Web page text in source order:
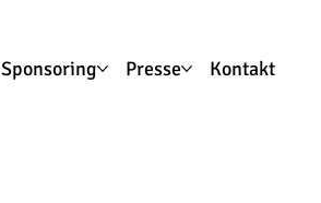
Sponsoring Presse Kontakt